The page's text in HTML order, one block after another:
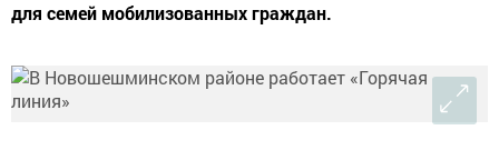
для семей мобилизованных граждан.